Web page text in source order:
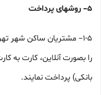
۵– روشهای پرداخت
۱-۵– مشتریان ساکن شهر
را بصورت آنلاین، کارت به
بانکی) پرداخت نمایند.